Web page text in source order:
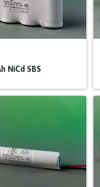
NiCd SBS